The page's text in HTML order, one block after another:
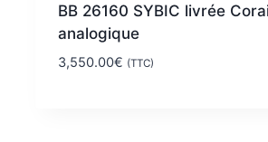
BB 26160 SYBIC livrée
analogique
3,550.00€ (TTC)